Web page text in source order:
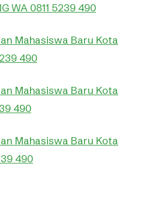
WA 0811 5239 490
Mahasiswa Baru Kota
490
Mahasiswa Baru Kota
490
Mahasiswa Baru Kota
490